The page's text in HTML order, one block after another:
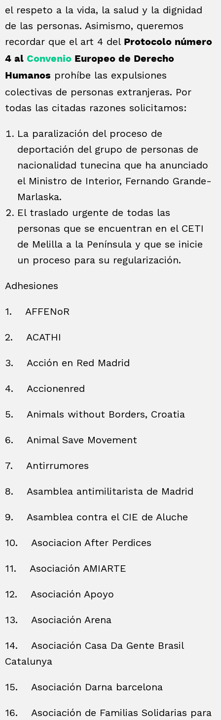
el respeto a la vida, la salud y la dignidad
de las personas. Asimismo, queremos
recordar que el art 4 del Protocolo número
4 al Convenio Europeo de Derecho
Humanos prohíbe las expulsiones
colectivas de personas extranjeras. Por
todas las citadas razones solicitamos:
La paralización del proceso de
deportación del grupo de personas de
nacionalidad tunecina que ha anunciado
el Ministro de Interior, Fernando Grande-
Marlaska.
El traslado urgente de todas las
personas que se encuentran en el CETI
de Melilla a la Península y que se inicie
un proceso para su regularización.
Adhesiones
1. AFFENoR
2. ACATHI
3. Acción en Red Madrid
4. Accionenred
5. Animals without Borders, Croatia
6. Animal Save Movement
7. Antirrumores
8. Asamblea antimilitarista de Madrid
9. Asamblea contra el CIE de Aluche
10. Asociacion After Perdices
11. Asociación AMIARTE
12. Asociación Apoyo
13. Asociación Arena
14.
Asociación Casa Da Gente Brasil
Catalunya
15. Asociación Darna barcelona
16.
Asociación de Familias Solidarias para